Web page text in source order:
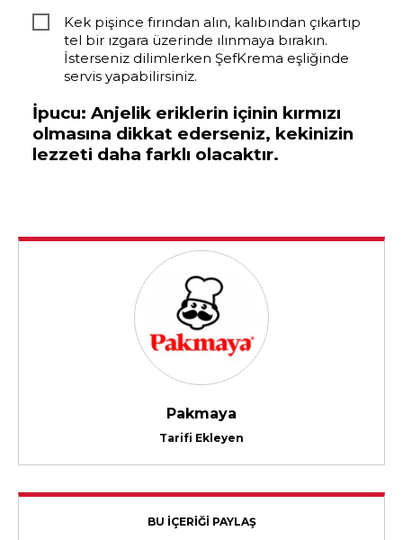
Kek pişince fırından alın, kalıbından çıkartıp
tel bir ızgara üzerinde ılınmaya bırakın.
İsterseniz dilimlerken ŞefKrema eşliğinde
servis yapabilirsiniz.
İpucu: Anjelik eriklerin içinin kırmızı
olmasına dikkat ederseniz, kekinizin
lezzeti daha farklı olacaktır.
Pakmaya
Tarifi Ekleyen
BU İÇERİĞİ PAYLAŞ